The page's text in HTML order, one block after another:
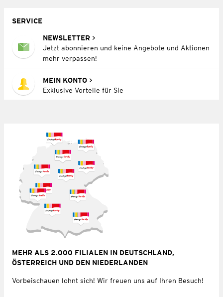
SERVICE
NEWSLETTER
Jetzt abonnieren und keine Angebote und Aktionen
mehr verpassen!
MEIN KONTO
Exklusive Vorteile für Sie
MEHR ALS 2.000 FILIALEN IN DEUTSCHLAND,
ÖSTERREICH UND DEN NIEDERLANDEN
Vorbeischauen lohnt sich! Wir freuen uns auf Ihren Besuch!